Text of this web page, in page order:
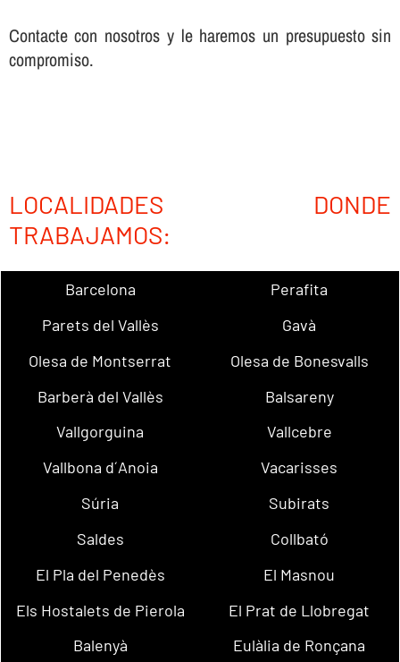
Contacte con nosotros y le haremos un presupuesto sin
compromiso.
LOCALIDADES DONDE
TRABAJAMOS:
Barcelona
Perafita
Parets del Vallès
Gavà
Olesa de Montserrat
Olesa de Bonesvalls
Barberà del Vallès
Balsareny
Vallgorguina
Vallcebre
Vallbona d´Anoia
Vacarisses
Súria
Subirats
Saldes
Collbató
El Pla del Penedès
El Masnou
Els Hostalets de Pierola
El Prat de Llobregat
Balenyà
Eulàlia de Ronçana